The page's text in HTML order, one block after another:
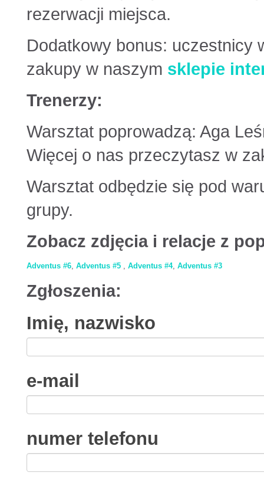
rezerwacji miejsca.
Dodatkowy bonus: uczestnicy
zakupy w naszym sklepie
Trenerzy:
Warsztat poprowadzą: Aga
Więcej o nas przeczytasz w
Warsztat odbędzie się pod
grupy.
Zobacz zdjęcia i relacje z
Adventus #6, Adventus #5 , Adventus #4, Adventus #3
Zgłoszenia:
Imię, nazwisko
e-mail
numer telefonu